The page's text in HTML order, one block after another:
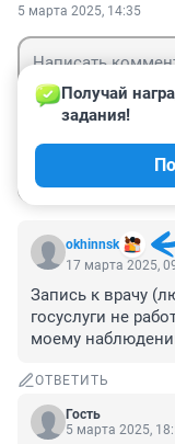
5 марта 2025, 14:35
okhinnsk
Получай
задания!
17 марта 2025,
Запись к врачу
госуслуги не
моему
ОТВЕТИТЬ
Гость
5 марта 2025,